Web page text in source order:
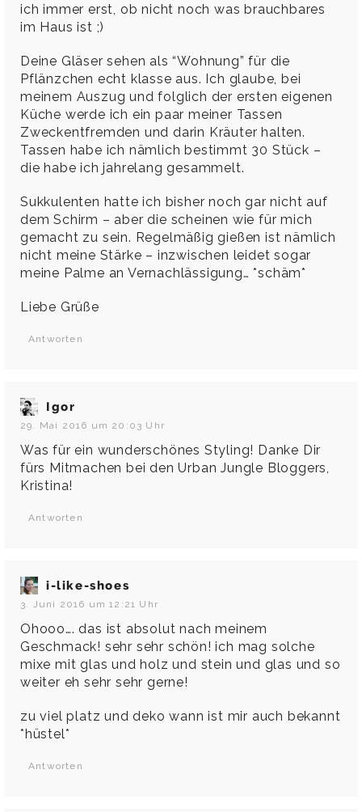
ich immer erst, ob nicht noch was brauchbares
im Haus ist ;)
Deine Gläser sehen als “Wohnung” für die
Pflänzchen echt klasse aus. Ich glaube, bei
meinem Auszug und folglich der ersten eigenen
Küche werde ich ein paar meiner Tassen
Zweckentfremden und darin Kräuter halten.
Tassen habe ich nämlich bestimmt 30 Stück –
die habe ich jahrelang gesammelt.
Sukkulenten hatte ich bisher noch gar nicht auf
dem Schirm – aber die scheinen wie für mich
gemacht zu sein. Regelmäßig gießen ist nämlich
nicht meine Stärke – inzwischen leidet sogar
meine Palme an Vernachlässigung… *schäm*
Liebe Grüße
Antworten
Igor
29. Mai 2016 um 20:03 Uhr
Was für ein wunderschönes Styling! Danke Dir
fürs Mitmachen bei den Urban Jungle Bloggers,
Kristina!
Antworten
i-like-shoes
3. Juni 2016 um 12:21 Uhr
Ohooo…. das ist absolut nach meinem
Geschmack! sehr sehr schön! ich mag solche
mixe mit glas und holz und stein und glas und so
weiter eh sehr sehr gerne!
zu viel platz und deko wann ist mir auch bekannt
*hüstel*
Antworten